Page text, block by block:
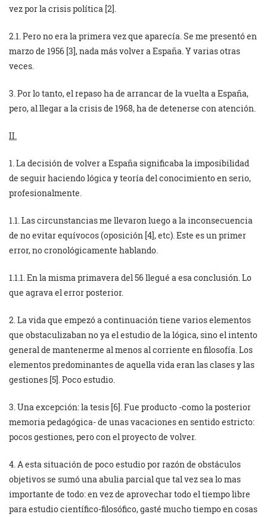
vez por la crisis política [2].
2.1. Pero no era la primera vez que aparecía. Se me presentó en
marzo de 1956 [3], nada más volver a España. Y varias otras
veces.
3. Por lo tanto, el repaso ha de arrancar de la vuelta a España,
pero, al llegar a la crisis de 1968, ha de detenerse con atención.
II.
1. La decisión de volver a España significaba la imposibilidad
de seguir haciendo lógica y teoría del conocimiento en serio,
profesionalmente.
1.1. Las circunstancias me llevaron luego a la inconsecuencia
de no evitar equívocos (oposición [4], etc). Este es un primer
error, no cronológicamente hablando.
1.1.1. En la misma primavera del 56 llegué a esa conclusión. Lo
que agrava el error posterior.
2. La vida que empezó a continuación tiene varios elementos
que obstaculizaban no ya el estudio de la lógica, sino el intento
general de mantenerme al menos al corriente en filosofía. Los
elementos predominantes de aquella vida eran las clases y las
gestiones [5]. Poco estudio.
3. Una excepción: la tesis [6]. Fue producto -como la posterior
memoria pedagógica- de unas vacaciones en sentido estricto:
pocos gestiones, pero con el proyecto de volver.
4. A esta situación de poco estudio por razón de obstáculos
objetivos se sumó una abulia parcial que tal vez sea lo mas
importante de todo: en vez de aprovechar todo el tiempo libre
para estudio científico-filosófico, gasté mucho tiempo en cosas